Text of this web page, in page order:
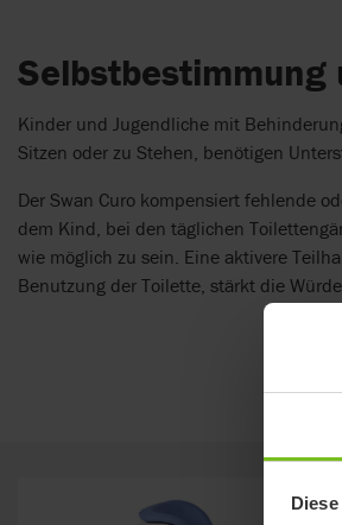
Selbstbestimmung
Kinder und Jugendliche mit
Sitzen oder zu Stehen, benötigen
Der Swan Curo kompensiert fehlende
dem Kind, bei den täglichen
wie möglich zu sein. Eine aktivere
Benutzung der Toilette, stärkt die